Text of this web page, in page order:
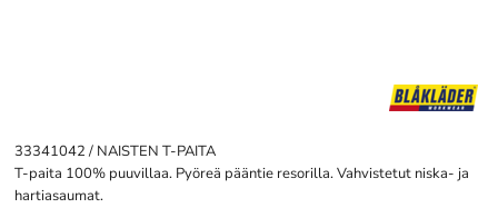
33341042 / NAISTEN T-PAITA
T-paita 100% puuvillaa. Pyöreä pääntie resorilla. Vahvistetut niska- ja
hartiasaumat.